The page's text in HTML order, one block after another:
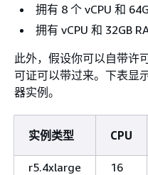
拥有 8 个 vCPU 和
拥有 vCPU 和 32GB
此外，假设你可以自带许
可证可以带过来。下表显
器实例。
实例类型 CPU
r5.4xlarge 16